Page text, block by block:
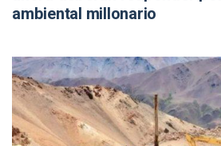
ambiental millonario